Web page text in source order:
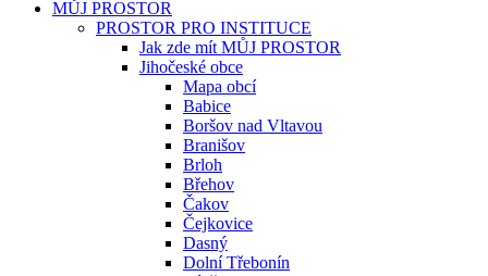
MŮJ PROSTOR
PROSTOR PRO INSTITUCE
Jak zde mít MŮJ PROSTOR
Jihočeské obce
Mapa obcí
Babice
Boršov nad Vltavou
Branišov
Brloh
Břehov
Čakov
Čejkovice
Dasný
Dolní Třebonín